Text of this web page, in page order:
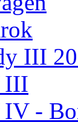
III
III
-